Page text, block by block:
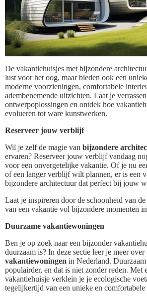
De vakantiehuisjes met bijzondere
lust voor het oog, maar bieden ook een
moderne voorzieningen, comfortabele
adembenemende uitzichten. Laat je
ontwerpoplossingen en ontdek hoe
evolueren tot ware kunstwerken.
Reserveer jouw verblijf
Wil je zelf de magie van bijzondere
ervaren? Reserveer jouw verblijf vandaag
voor een onvergetelijke vakantie. Of je nu
of een langer verblijf wilt plannen, er is een
bijzondere architectuur dat perfect bij jouw
Laat je inspireren door de schoonheid van
van een vakantie vol bijzondere momenten
Duurzame vakantiewoningen
Ben je op zoek naar een bijzonder
duurzaam is? In deze sectie leer je meer over
vakantiewoningen in Nederland.
populairder, en dat is niet zonder reden. Met
vakantiehuisje verklein je je ecologische
tegelijkertijd van een unieke en